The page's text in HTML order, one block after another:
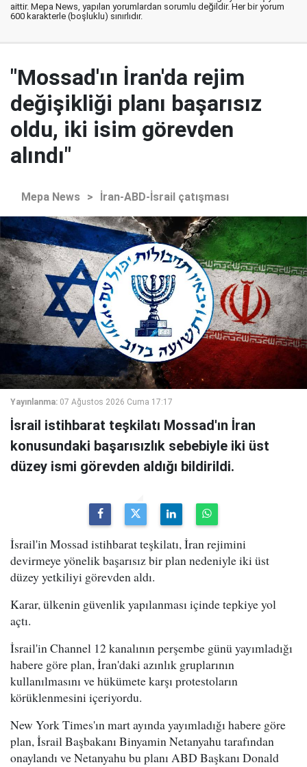
aittir. Mepa News, yapılan yorumlardan sorumlu değildir. Her bir yorum
600 karakterle (boşluklu) sınırlıdır.
"Mossad'ın İran'da rejim
değişikliği planı başarısız
oldu, iki isim görevden
alındı"
Mepa News > İran-ABD-İsrail çatışması
Yayınlanma: 07 Ağustos 2026 Cuma 17:17
İsrail istihbarat teşkilatı Mossad'ın İran
konusundaki başarısızlık sebebiyle iki üst
düzey ismi görevden aldığı bildirildi.
İsrail'in Mossad istihbarat teşkilatı, İran rejimini
devirmeye yönelik başarısız bir plan nedeniyle iki üst
düzey yetkiliyi görevden aldı.
Karar, ülkenin güvenlik yapılanması içinde tepkiye yol
açtı.
İsrail'in Channel 12 kanalının perşembe günü yayımladığı
habere göre plan, İran'daki azınlık gruplarının
kullanılmasını ve hükümete karşı protestoların
körüklenmesini içeriyordu.
New York Times'ın mart ayında yayımladığı habere göre
plan, İsrail Başbakanı Binyamin Netanyahu tarafından
onaylandı ve Netanyahu bu planı ABD Başkanı Donald